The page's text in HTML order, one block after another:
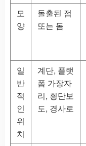
모
양
돌출된 점
또는 돔
일
반
적
인
위
치
계단, 플랫
폼 가장자
리, 횡단보
도, 경사로